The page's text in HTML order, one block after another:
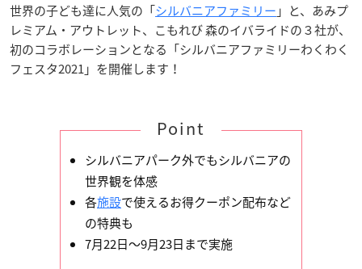
世界の子ども達に人気の「シルバニアファミリー 」と、あみプ
レミアム・アウトレット、こもれび 森のイバライドの３社が、
初のコラボレーションとなる「シルバニアファミリーわくわく
フェスタ2021」を開催します！
Point
シルバニアパーク外でもシルバニアの
世界観を体感
各施設で使えるお得クーポン配布など
の特典も
7月22日〜9月23日まで実施